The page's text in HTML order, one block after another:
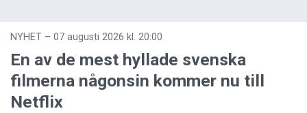
NYHET – 07 augusti 2026 kl. 20:00
En av de mest hyllade svenska
filmerna någonsin kommer nu till
Netflix